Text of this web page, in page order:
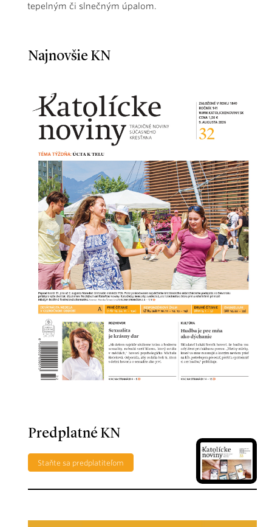
tepelným či slnečným úpalom.
Najnovšie KN
Predplatné KN
Staňte sa predplatiteľom